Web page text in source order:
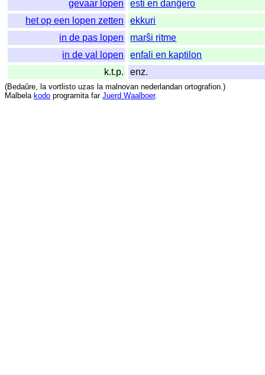
gevaar lopen
esti en danĝero
het op een lopen zetten
ekkuri
in de pas lopen
marŝi ritme
in de val lopen
enfali en kaptilon
k.t.p.
enz.
(Bedaŭre, la vortlisto uzas la malnovan nederlandan ortografion.)
Malbela kodo programita far Juerd Waalboer.